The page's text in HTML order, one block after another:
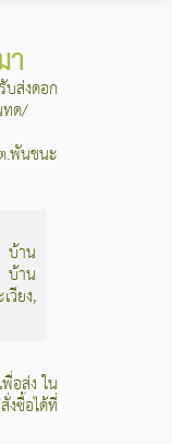
ส่งดอก
ทด/
พันชนะ
บ้าน
บ้าน
วียง,
อส่ง ใน
ซื้อได้ที่